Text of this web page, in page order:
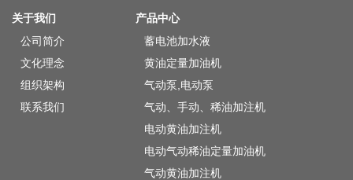
关于我们
产品中心
公司简介
文化理念
组织架构
联系我们
蓄电池加水液
黄油定量加油机
气动泵,电动泵
气动、手动、稀油加注机
电动黄油加注机
电动气动稀油定量加油机
气动黄油加注机